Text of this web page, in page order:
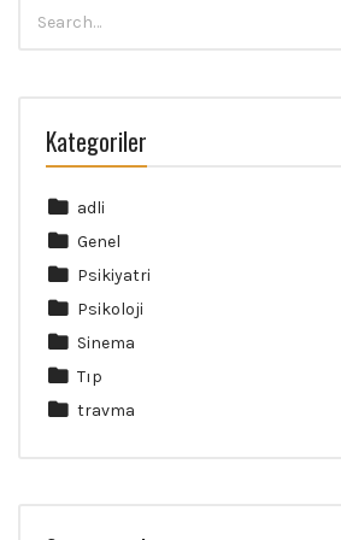
for:
Kategoriler
adli
Genel
Psikiyatri
Psikoloji
Sinema
Tıp
travma